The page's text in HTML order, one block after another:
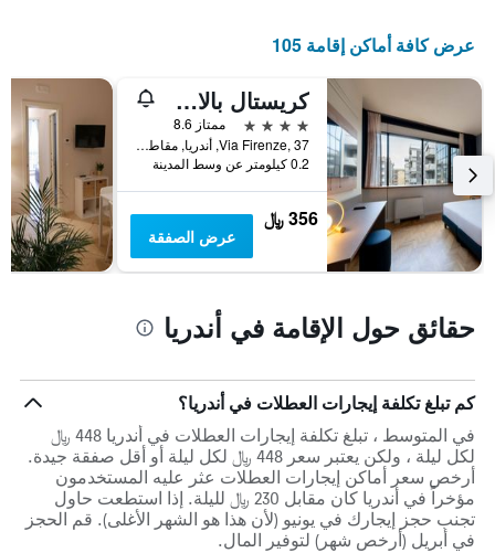
عرض كافة أماكن إقامة 105
كريستال بالاس هوتل
4 نجوم
ممتاز 8.6
Via Firenze, 37, أندريا, مقاطعة بارليتا أندريا تراني, إيطاليا
0.2 كيلومتر عن وسط المدينة
356 ﷼
عرض الصفقة
حقائق حول الإقامة في أندريا
كم تبلغ تكلفة إيجارات العطلات في أندريا؟
في المتوسط ، تبلغ تكلفة إيجارات العطلات في أندريا 448 ﷼
لكل ليلة ، ولكن يعتبر سعر 448 ﷼ لكل ليلة أو أقل صفقة جيدة.
أرخص سعر أماكن إيجارات العطلات عثر عليه المستخدمون
مؤخراً في أندريا كان مقابل 230 ﷼ لليلة. إذا استطعت حاول
تجنب حجز إيجارك في يونيو (لأن هذا هو الشهر الأغلى). قم الحجز
في أبريل (أرخص شهر) لتوفير المال.